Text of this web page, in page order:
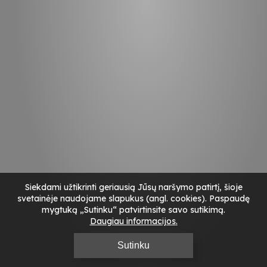
Siekdami užtikrinti geriausią Jūsų naršymo patirtį, šioje
svetainėje naudojame slapukus (angl. cookies). Paspaudę
mygtuką „Sutinku“ patvirtinsite savo sutikimą.
Daugiau informacijos
Sutinku